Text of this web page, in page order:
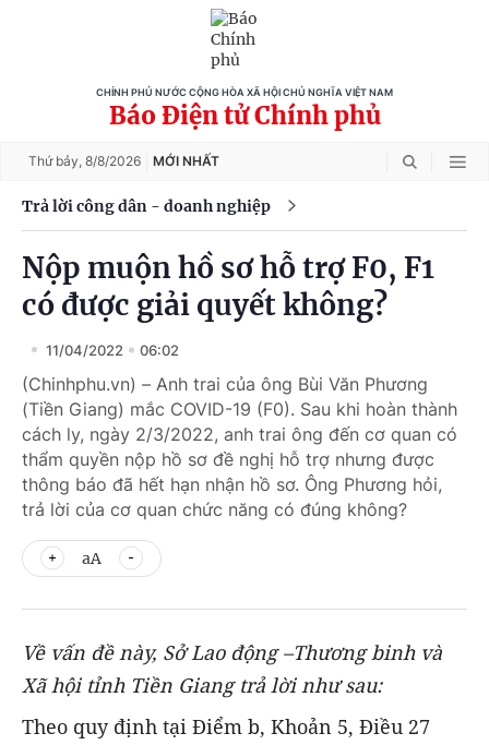
CHÍNH PHỦ NƯỚC CỘNG HÒA XÃ HỘI CHỦ NGHĨA VIỆT NAM
Báo Điện tử Chính phủ
Thứ bảy, 8/8/2026 MỚI NHẤT
Trả lời công dân - doanh nghiệp
Nộp muộn hồ sơ hỗ trợ F0, F1
có được giải quyết không?
11/04/2022 06:02
(Chinhphu.vn) – Anh trai của ông Bùi Văn Phương
(Tiền Giang) mắc COVID-19 (F0). Sau khi hoàn thành
cách ly, ngày 2/3/2022, anh trai ông đến cơ quan có
thẩm quyền nộp hồ sơ đề nghị hỗ trợ nhưng được
thông báo đã hết hạn nhận hồ sơ. Ông Phương hỏi,
trả lời của cơ quan chức năng có đúng không?
aA
Về vấn đề này, Sở Lao động –Thương binh và
Xã hội tỉnh Tiền Giang trả lời như sau:
Theo quy định tại Điểm b, Khoản 5, Điều 27